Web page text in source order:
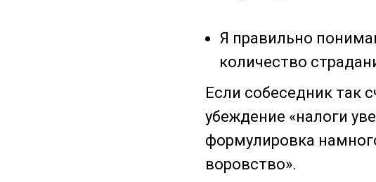
Я правильно
количество
Если собеседник так
убеждение «налоги
формулировка
воровство».